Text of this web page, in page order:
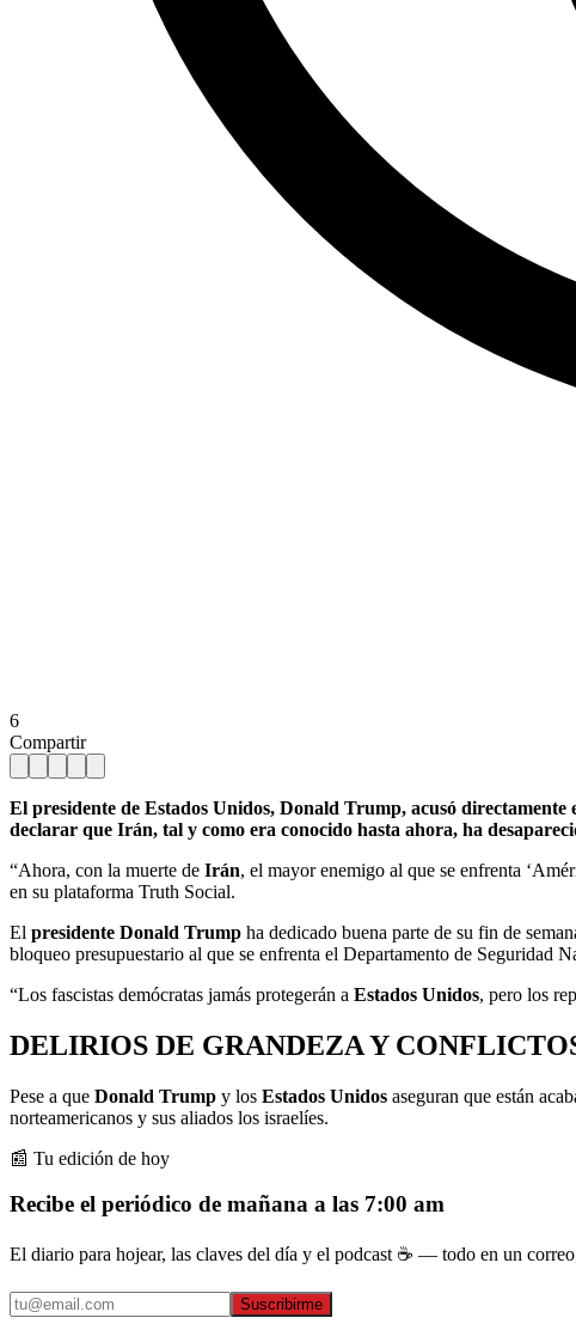
6
Compartir
El presidente de Estados Unidos, Donald Trump, acusó
declarar que Irán, tal y como era conocido hasta ahora, ha
“Ahora, con la muerte de Irán, el mayor enemigo al que se enfrenta
en su plataforma Truth Social.
El presidente Donald Trump ha dedicado buena parte de su fin de
bloqueo presupuestario al que se enfrenta el Departamento de Seguridad
“Los fascistas demócratas jamás protegerán a Estados Unidos, pero los
DELIRIOS DE GRANDEZA Y
Pese a que Donald Trump y los Estados Unidos aseguran que están
norteamericanos y sus aliados los israelíes.
📰 Tu edición de hoy
Recibe el periódico de mañana a las 7:00 am
El diario para hojear, las claves del día y el podcast ☕ — todo en un
Suscribirme